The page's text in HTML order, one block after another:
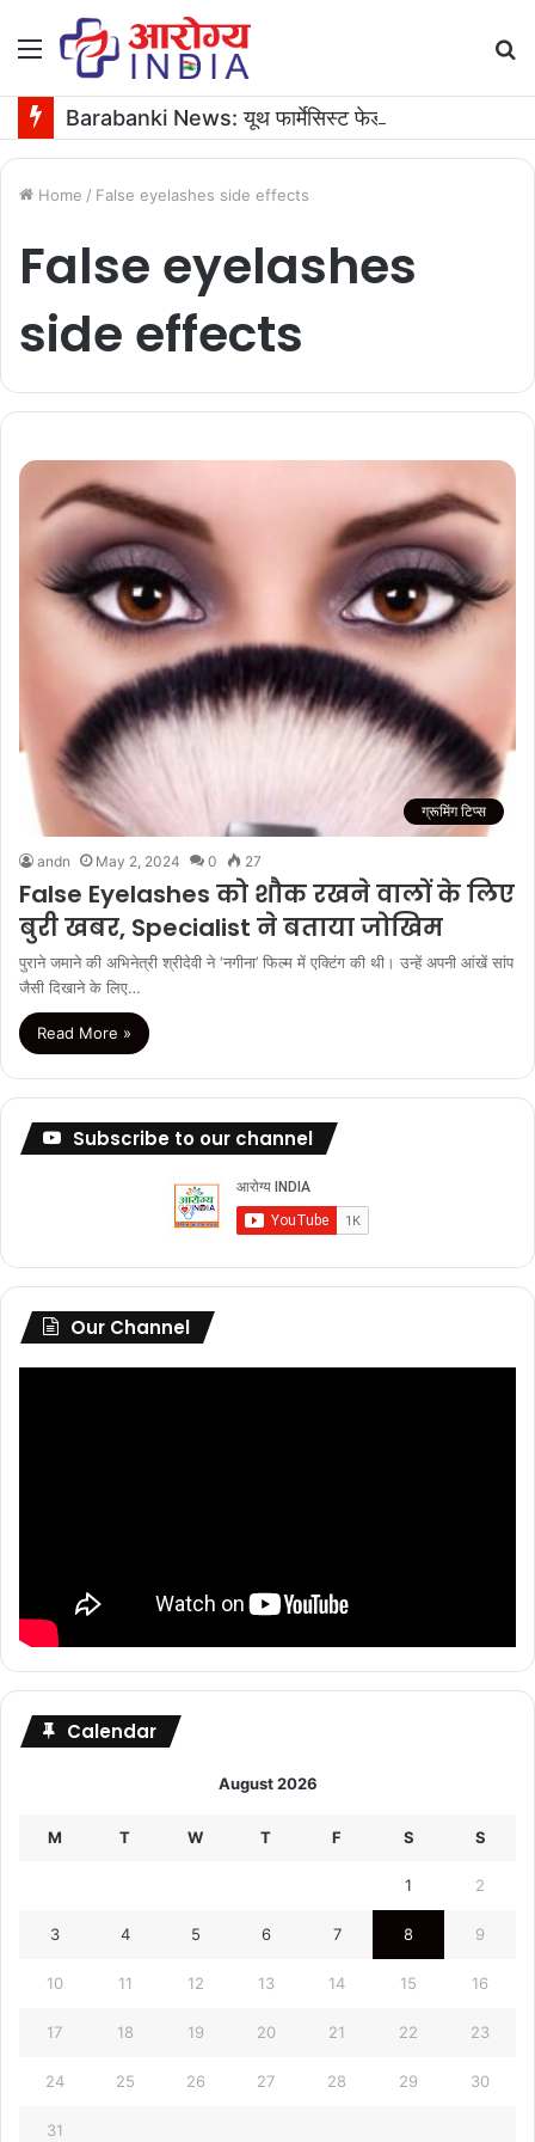
Menu
Home / False eyelashes side effects
False eyelashes
side effects
ग्रूमिंग टिप्स
andn May 2, 2024 0 27
False Eyelashes को शौक रखने वालों के लिए
बुरी खबर, Specialist ने बताया जोखिम
पुराने जमाने की अभिनेत्री श्रीदेवी ने ‘नगीना’ फिल्म में एक्टिंग की थी। उन्हें अपनी आंखें सांप
जैसी दिखाने के लिए…
Read More »
Subscribe to our channel
Our Channel
Calendar
August 2026
M T W T F S S
1 2
3 4 5 6 7 8 9
10 11 12 13 14 15 16
17 18 19 20 21 22 23
24 25 26 27 28 29 30
31